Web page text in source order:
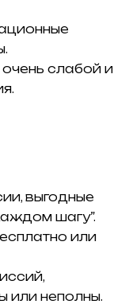
слабой и
выгодные
шагу”.
или
или неполны.